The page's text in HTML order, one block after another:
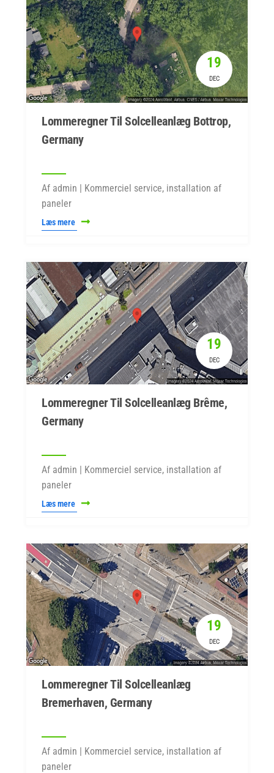
19
DEC
Lommeregner Til Solcelleanlæg Bottrop,
Germany
Af admin | Kommerciel service, installation af
paneler
Læs mere
19
DEC
Lommeregner Til Solcelleanlæg Brême,
Germany
Af admin | Kommerciel service, installation af
paneler
Læs mere
19
DEC
Lommeregner Til Solcelleanlæg
Bremerhaven, Germany
Af admin | Kommerciel service, installation af
paneler